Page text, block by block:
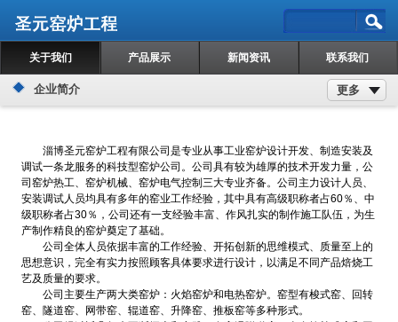
关于我们 产品展示 新闻资讯 联系我们
企业简介 更多
淄博圣元窑炉工程有限公司是专业从事工业窑炉设计开发、制造安装及
调试一条龙服务的科技型窑炉公司。公司具有较为雄厚的技术开发力量，公
司窑炉热工、窑炉机械、窑炉电气控制三大专业齐备。公司主力设计人员、
安装调试人员均具有多年的窑业工作经验，其中具有高级职称者占60％、中
级职称者占30％，公司还有一支经验丰富、作风扎实的制作施工队伍，为生
产制作精良的窑炉奠定了基础。
公司全体人员依据丰富的工作经验、开拓创新的思维模式、质量至上的
思想意识，完全有实力按照顾客具体要求进行设计，以满足不同产品焙烧工
艺及质量的要求。
公司主要生产两大类窑炉：火焰窑炉和电热窑炉。窑型有梭式窑、回转
窑、隧道窑、网带窑、辊道窑、升降窑、推板窑等多种形式。